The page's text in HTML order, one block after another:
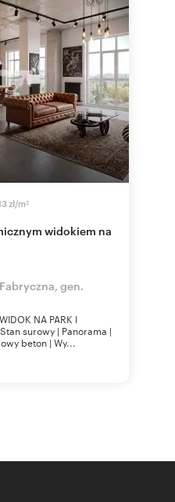
zł/m2
gen.
NA PARK I
surowy | Panorama |
beton | Wy...